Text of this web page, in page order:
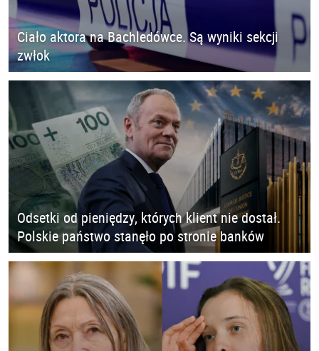
Ciało aktora na Bachledówce. Są wyniki sekcji
zwłok
Odsetki od pieniędzy, których klient nie dostał.
Polskie państwo stanęło po stronie banków